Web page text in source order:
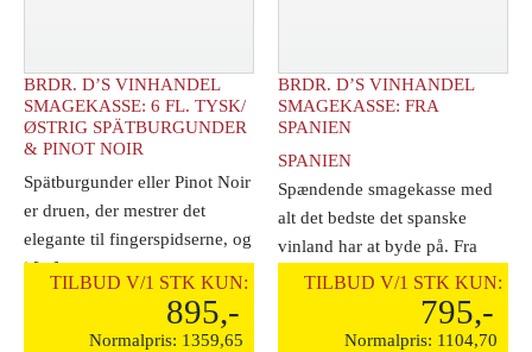
BRDR. D’S VINHANDEL
SMAGEKASSE: 6 FL. TYSK/
ØSTRIG SPÄTBURGUNDER
& PINOT NOIR
Spätburgunder eller Pinot Noir
er druen, der mestrer det
elegante til fingerspidserne, og
i [...]
TILBUD V/1 STK KUN:
895,-
Normalpris: 1359,65
BRDR. D’S VINHANDEL
SMAGEKASSE: FRA
SPANIEN
SPANIEN
Spændende smagekasse med
alt det bedste det spanske
vinland har at byde på. Fra
læskende og [...]
TILBUD V/1 STK KUN:
795,-
Normalpris: 1104,70